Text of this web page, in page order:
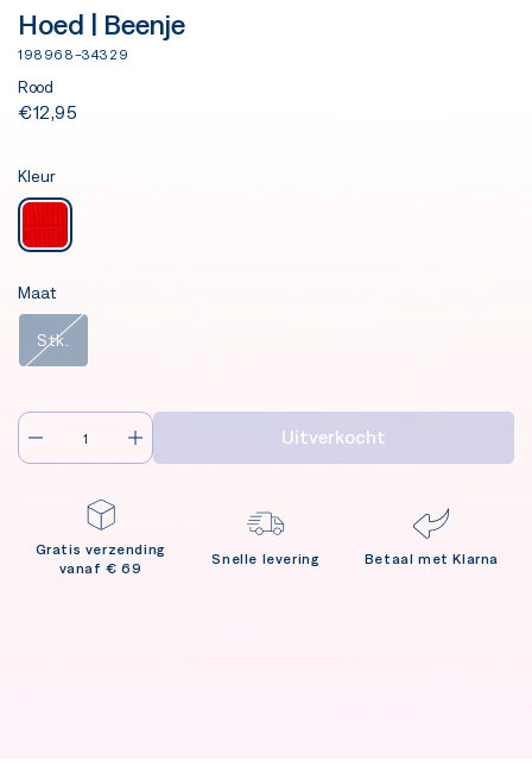
Hoed | Beenje
198968-34329
Rood
€12,95
Kleur
Maat
Stk.
Uitverkocht
Gratis verzending
vanaf € 69
Snelle levering Betaal met Klarna